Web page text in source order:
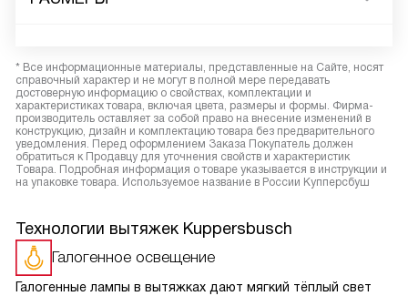
* Все информационные материалы, представленные на Сайте, носят
справочный характер и не могут в полной мере передавать
достоверную информацию о свойствах, комплектации и
характеристиках товара, включая цвета, размеры и формы. Фирма-
производитель оставляет за собой право на внесение изменений в
конструкцию, дизайн и комплектацию товара без предварительного
уведомления. Перед оформлением Заказа Покупатель должен
обратиться к Продавцу для уточнения свойств и характеристик
Товара. Подробная информация о товаре указывается в инструкции и
на упаковке товара. Используемое название в России Купперсбуш
Технологии вытяжек Kuppersbusch
Галогенное освещение
Галогенные лампы в вытяжках дают мягкий тёплый свет